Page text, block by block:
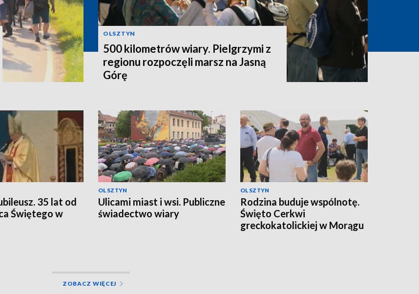
OLSZTYN
500 kilometrów wiary. Pielgrzymi z
regionu rozpoczęli marsz na Jasną
Górę
35 lat od
Świętego w
OLSZTYN
Ulicami miast i wsi. Publiczne
świadectwo wiary
OLSZTYN
Rodzina buduje wspólnotę.
Święto Cerkwi
greckokatolickiej w Morągu
ZOBACZ WIĘCEJ